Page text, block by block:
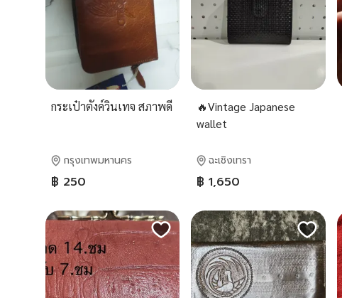
กระเป๋าตังค์วินเทจ สภาพดี
กรุงเทพมหานคร
฿ 250
🔥Vintage Japanese
wallet
ฉะเชิงเทรา
฿ 1,650